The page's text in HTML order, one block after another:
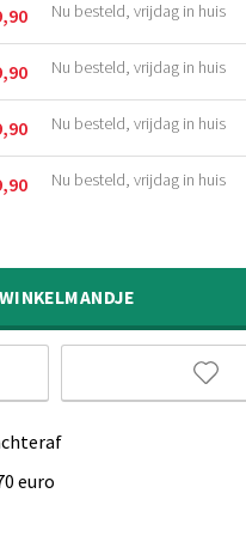
Nu besteld, vrijdag in huis
Nu besteld, vrijdag in huis
Nu besteld, vrijdag in huis
Nu besteld, vrijdag in huis
WINKELMANDJE
euro